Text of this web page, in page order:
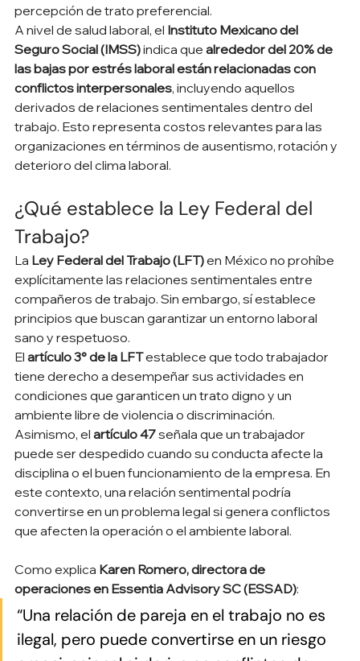
percepción de trato preferencial.
A nivel de salud laboral, el Instituto Mexicano del
Seguro Social (IMSS) indica que alrededor del 20% de
las bajas por estrés laboral están relacionadas con
conflictos interpersonales, incluyendo aquellos
derivados de relaciones sentimentales dentro del
trabajo. Esto representa costos relevantes para las
organizaciones en términos de ausentismo, rotación y
deterioro del clima laboral.
¿Qué establece la Ley Federal del
Trabajo?
La Ley Federal del Trabajo (LFT) en México no prohíbe
explícitamente las relaciones sentimentales entre
compañeros de trabajo. Sin embargo, sí establece
principios que buscan garantizar un entorno laboral
sano y respetuoso.
El artículo 3° de la LFT establece que todo trabajador
tiene derecho a desempeñar sus actividades en
condiciones que garanticen un trato digno y un
ambiente libre de violencia o discriminación.
Asimismo, el artículo 47 señala que un trabajador
puede ser despedido cuando su conducta afecte la
disciplina o el buen funcionamiento de la empresa. En
este contexto, una relación sentimental podría
convertirse en un problema legal si genera conflictos
que afecten la operación o el ambiente laboral.
Como explica Karen Romero, directora de
operaciones en Essentia Advisory SC (ESSAD):
“Una relación de pareja en el trabajo no es
ilegal, pero puede convertirse en un riesgo